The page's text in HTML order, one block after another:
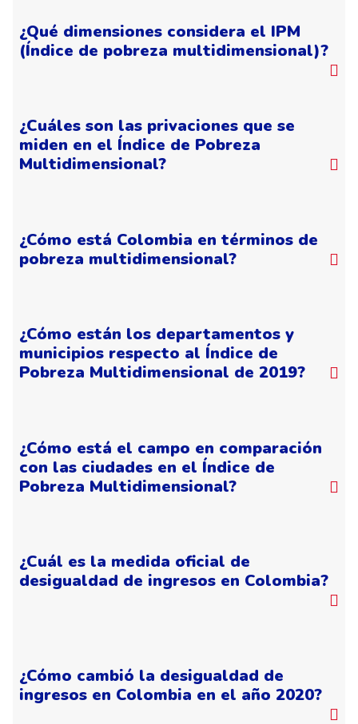
¿Qué dimensiones considera el IPM
(Índice de pobreza multidimensional)?
¿Cuáles son las privaciones que se
miden en el Índice de Pobreza
Multidimensional?
¿Cómo está Colombia en términos de
pobreza multidimensional?
¿Cómo están los departamentos y
municipios respecto al Índice de
Pobreza Multidimensional de 2019?
¿Cómo está el campo en comparación
con las ciudades en el Índice de
Pobreza Multidimensional?
¿Cuál es la medida oficial de
desigualdad de ingresos en Colombia?
¿Cómo cambió la desigualdad de
ingresos en Colombia en el año 2020?